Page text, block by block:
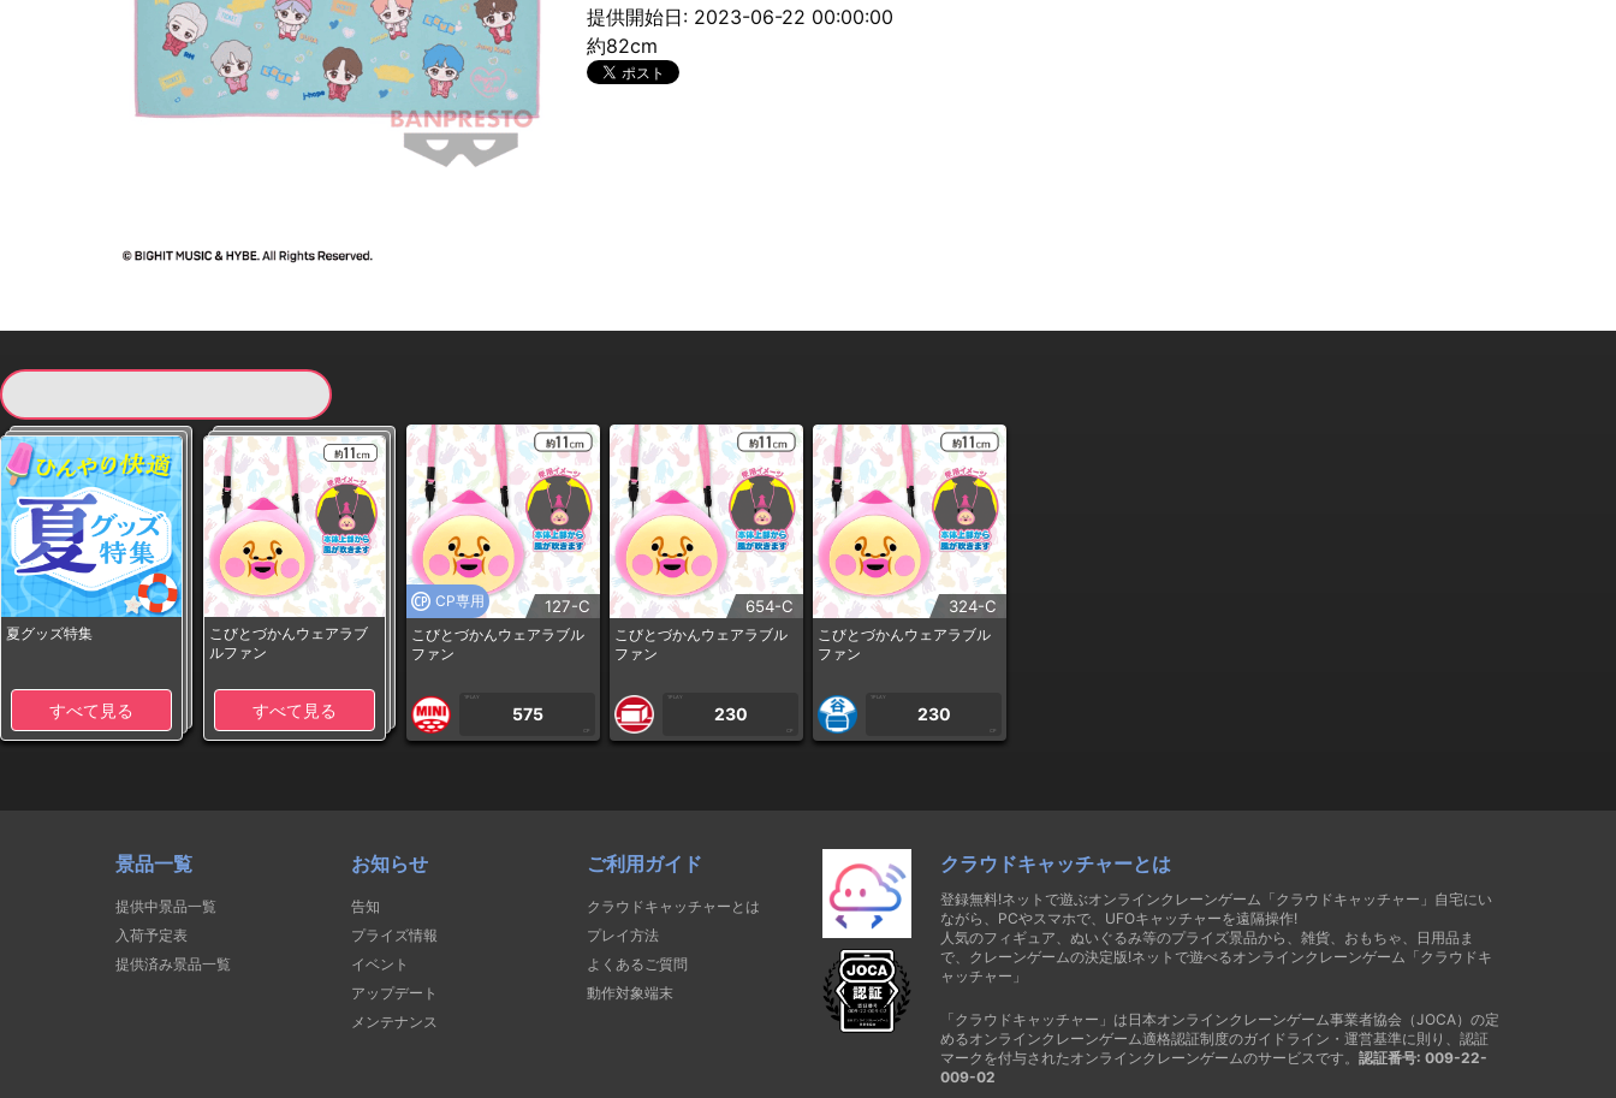
提供開始日: 2023-06-22 00:00:00
約82cm
夏グッズ特集
すべて見る
こびとづかんウェアラブ
ルファン
すべて見る
CP専用 127-C
こびとづかんウェアラブル
ファン
1PLAY
575
CP
654-C
こびとづかんウェアラブル
ファン
1PLAY
230
CP
324-C
こびとづかんウェアラブル
ファン
1PLAY
230
CP
景品一覧
提供中景品一覧
入荷予定表
提供済み景品一覧
お知らせ
告知
プライズ情報
イベント
アップデート
メンテナンス
ご利用ガイド
クラウドキャッチャーとは
プレイ方法
よくあるご質問
動作対象端末
クラウドキャッチャーとは
登録無料!ネットで遊ぶオンラインクレーンゲーム「クラウドキャッチャー」自宅にい
ながら、PCやスマホで、UFOキャッチャーを遠隔操作!
人気のフィギュア、ぬいぐるみ等のプライズ景品から、雑貨、おもちゃ、日用品ま
で、クレーンゲームの決定版!ネットで遊べるオンラインクレーンゲーム「クラウドキ
ャッチャー」
「クラウドキャッチャー」は日本オンラインクレーンゲーム事業者協会（JOCA）の定
めるオンラインクレーンゲーム適格認証制度のガイドライン・運営基準に則り、認証
マークを付与されたオンラインクレーンゲームのサービスです。 認証番号: 009-22-
009-02